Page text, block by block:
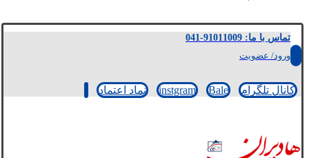
تماس با ما: 91011009-041
ورود/ عضویت
کانال تلگرام instgram Bale نماد اعتماد